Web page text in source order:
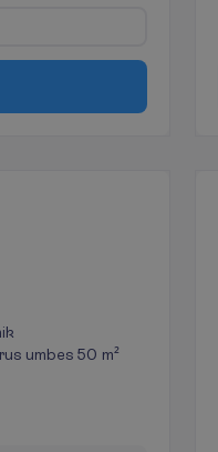
umbes 50 m²